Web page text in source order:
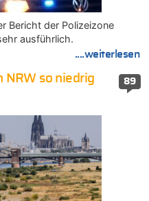
Bericht der Polizeizone
ausführlich.
....weiterlesen
89
NRW so niedrig